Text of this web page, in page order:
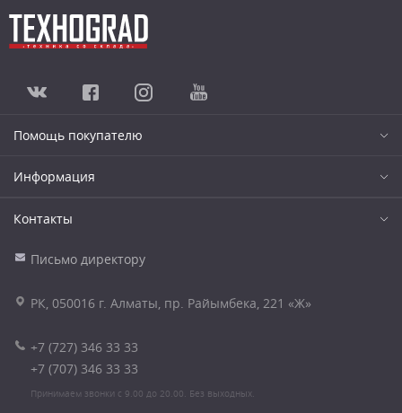
Помощь покупателю
Информация
Контакты
Письмо директору
РК, 050016 г. Алматы, пр. Райымбека, 221 «Ж»
+7 (727) 346 33 33
+7 (707) 346 33 33
Принимаем звонки с 9.00 до 20.00. Без выходных.